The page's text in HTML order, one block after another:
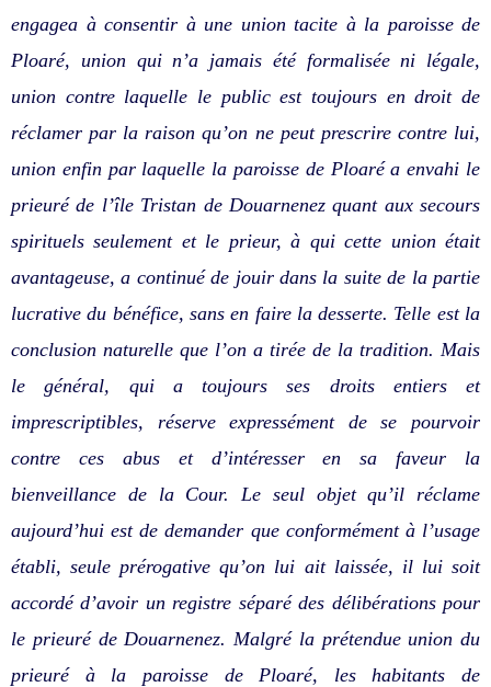
engagea à consentir à une union tacite à la paroisse de
Ploaré, union qui n’a jamais été formalisée ni légale,
union contre laquelle le public est toujours en droit de
réclamer par la raison qu’on ne peut prescrire contre lui,
union enfin par laquelle la paroisse de Ploaré a envahi le
prieuré de l’île Tristan de Douarnenez quant aux secours
spirituels seulement et le prieur, à qui cette union était
avantageuse, a continué de jouir dans la suite de la partie
lucrative du bénéfice, sans en faire la desserte. Telle est la
conclusion naturelle que l’on a tirée de la tradition. Mais
le général, qui a toujours ses droits entiers et
imprescriptibles, réserve expressément de se pourvoir
contre ces abus et d’intéresser en sa faveur la
bienveillance de la Cour. Le seul objet qu’il réclame
aujourd’hui est de demander que conformément à l’usage
établi, seule prérogative qu’on lui ait laissée, il lui soit
accordé d’avoir un registre séparé des délibérations pour
le prieuré de Douarnenez. Malgré la prétendue union du
prieuré à la paroisse de Ploaré, les habitants de